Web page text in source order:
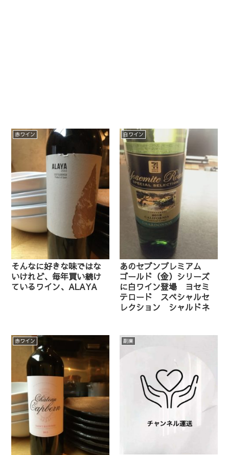
赤ワイン
そんなに好きな味ではな
いけれど、毎年買い続け
ているワイン、ALAYA
白ワイン
あのセブンプレミアム
ゴールド（金）シリーズ
に白ワイン登場 ヨセミ
テロード スペシャルセ
レクション シャルドネ
赤ワイン 副業